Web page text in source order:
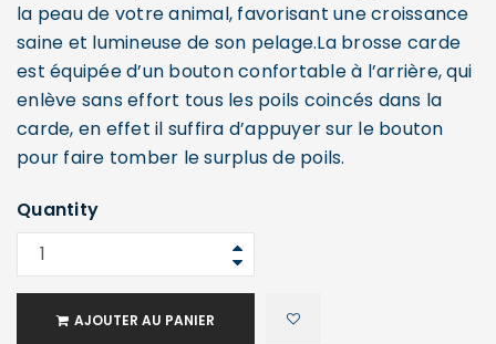
la peau de votre animal, favorisant une croissance
saine et lumineuse de son pelage.La brosse carde
est équipée d’un bouton confortable à l’arrière, qui
enlève sans effort tous les poils coincés dans la
carde, en effet il suffira d’appuyer sur le bouton
pour faire tomber le surplus de poils.
Quantity
AJOUTER AU PANIER